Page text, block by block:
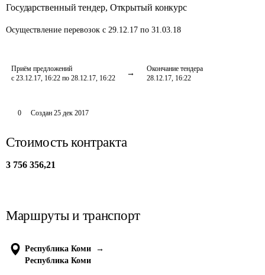
Государственный тендер, Открытый конкурс
Осуществление перевозок с 29.12.17 по 31.03.18
Приём предложений
с 23.12.17, 16:22 по 28.12.17, 16:22
Окончание тендера
28.12.17, 16:22
0 Создан 25 дек 2017
Стоимость контракта
3 756 356,21
Маршруты и транспорт
Республика Коми
→
Республика Коми